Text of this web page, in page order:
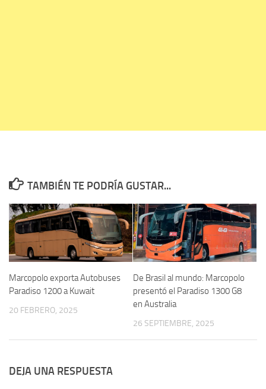
TAMBIÉN TE PODRÍA GUSTAR...
Marcopolo exporta Autobuses
Paradiso 1200 a Kuwait
20 FEBRERO, 2025
De Brasil al mundo: Marcopolo
presentó el Paradiso 1300 G8
en Australia
26 SEPTIEMBRE, 2025
DEJA UNA RESPUESTA